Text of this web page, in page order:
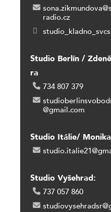
radio.cz
studio_kladno_svcs
Studio Berlín /
ra
734 807 379
@gmail.com
Studio Itálie/
Studio Vyšehrad:
737 057 860